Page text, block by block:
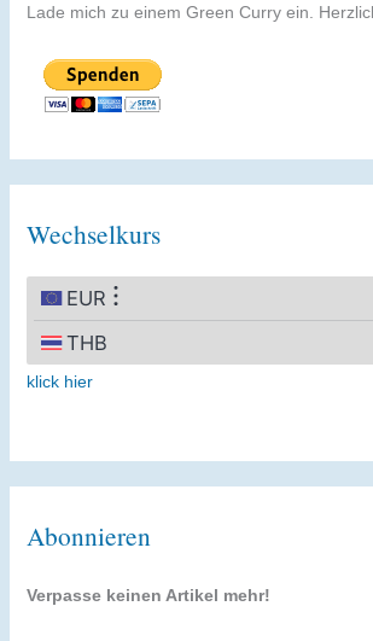
Lade mich zu einem Green Curry ein.
Wechselkurs
klick hier
Abonnieren
Verpasse keinen Artikel mehr!